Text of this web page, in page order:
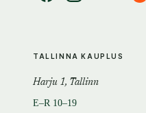
TALLINNA KAUPLUS
Harju 1, Tallinn
E–R 10–19